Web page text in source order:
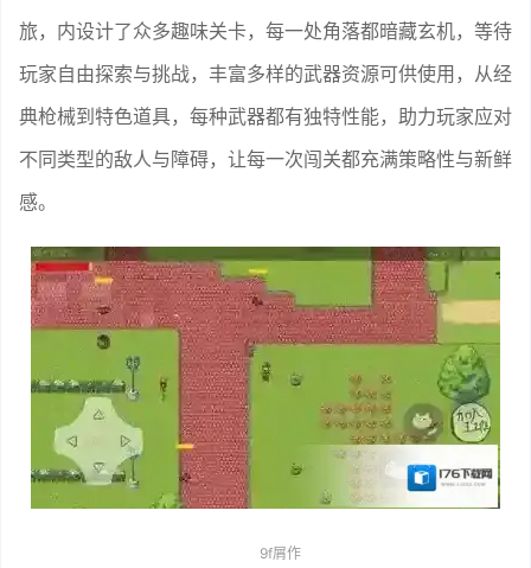
旅，内设计了众多趣味关卡，每一处角落都暗藏玄机，等待
玩家自由探索与挑战，丰富多样的武器资源可供使用，从经
典枪械到特色道具，每种武器都有独特性能，助力玩家应对
不同类型的敌人与障碍，让每一次闯关都充满策略性与新鲜
感。
9f屑作